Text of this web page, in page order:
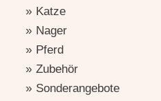
Katze
Nager
Pferd
Zubehör
Sonderangebote